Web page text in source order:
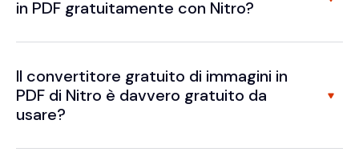
in PDF gratuitamente con Nitro?
Il convertitore gratuito di immagini in
PDF di Nitro è davvero gratuito da
usare?